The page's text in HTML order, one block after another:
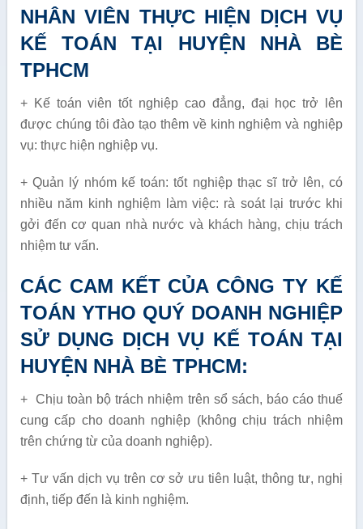
NHÂN VIÊN THỰC HIỆN DỊCH VỤ
KẾ TOÁN TẠI HUYỆN NHÀ BÈ
TPHCM
+ Kế toán viên tốt nghiệp cao đẳng, đại học trở lên
được chúng tôi đào tạo thêm về kinh nghiệm và nghiệp
vụ: thực hiện nghiệp vụ.
+ Quản lý nhóm kế toán: tốt nghiệp thạc sĩ trở lên, có
nhiều năm kinh nghiệm làm việc: rà soát lại trước khi
gởi đến cơ quan nhà nước và khách hàng, chịu trách
nhiệm tư vấn.
CÁC CAM KẾT CỦA CÔNG TY KẾ
TOÁN YTHO QUÝ DOANH NGHIỆP
SỬ DỤNG DỊCH VỤ KẾ TOÁN TẠI
HUYỆN NHÀ BÈ TPHCM:
+ Chịu toàn bộ trách nhiệm trên sổ sách, báo cáo thuế
cung cấp cho doanh nghiệp (không chịu trách nhiệm
trên chứng từ của doanh nghiệp).
+ Tư vấn dịch vụ trên cơ sở ưu tiên luật, thông tư, nghị
định, tiếp đến là kinh nghiệm.